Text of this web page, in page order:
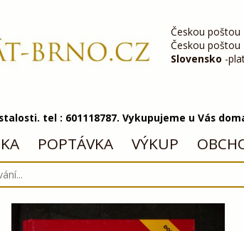
Českou poštou
Českou poštou
Slovensko -
tel : 601118787. Vykupujeme u Vás
POPTÁVKA VÝKUP